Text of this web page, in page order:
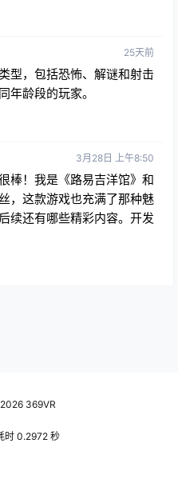
25天前
型，包括恐怖、解谜和射击
年龄段的玩家。
3月28日 上午8:50
棒！我是《路易吉洋馆》和
，这款游戏也充满了那种魅
续还有哪些精彩内容。开发
369VR
时 0.2972 秒